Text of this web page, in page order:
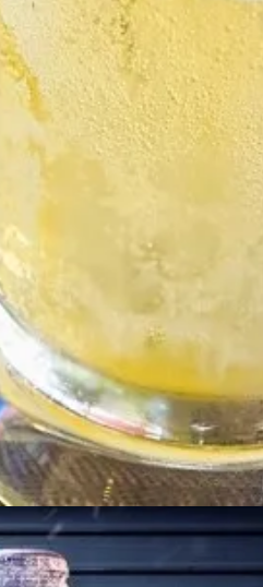
https://susach.edu.vn/bia-tiger-bao-nhieu-1-thung